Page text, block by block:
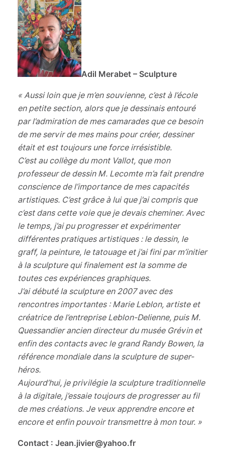
Adil Merabet – Sculpture
« Aussi loin que je m’en souvienne, c’est à l’école
en petite section, alors que je dessinais entouré
par l’admiration de mes camarades que ce besoin
de me servir de mes mains pour créer, dessiner
était et est toujours une force irrésistible.
C’est au collège du mont Vallot, que mon
professeur de dessin M. Lecomte m’a fait prendre
conscience de l’importance de mes capacités
artistiques. C’est grâce à lui que j’ai compris que
c’est dans cette voie que je devais cheminer. Avec
le temps, j’ai pu progresser et expérimenter
différentes pratiques artistiques : le dessin, le
graff, la peinture, le tatouage et j’ai fini par m’initier
à la sculpture qui finalement est la somme de
toutes ces expériences graphiques.
J’ai débuté la sculpture en 2007 avec des
rencontres importantes : Marie Leblon, artiste et
créatrice de l’entreprise Leblon-Delienne, puis M.
Quessandier ancien directeur du musée Grévin et
enfin des contacts avec le grand Randy Bowen, la
référence mondiale dans la sculpture de super-
héros.
Aujourd’hui, je privilégie la sculpture traditionnelle
à la digitale, j’essaie toujours de progresser au fil
de mes créations. Je veux apprendre encore et
encore et enfin pouvoir transmettre à mon tour. »
Contact : Jean.jivier@yahoo.fr